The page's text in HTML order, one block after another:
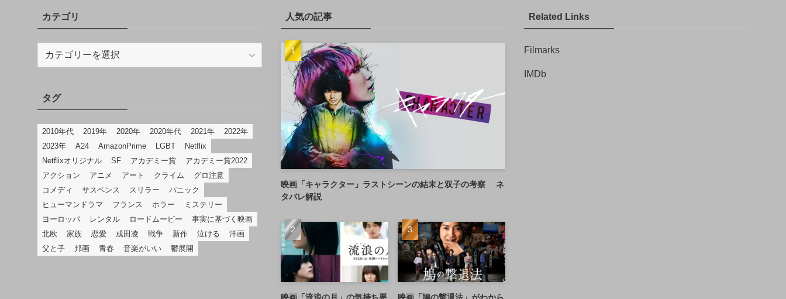
カテゴリ
リタグ
2010年代 2019年 2020年 2020年代 2021年
2022年
2023年
A24 AmazonPrime LGBT
Netflix
Netflixオリジナル
SF アカデミー賞
アカデミー賞2022
アクション
アニメ アート クライム
グロ注意
コメディ
サスペンス スリラー
パニック
ヒューマンドラマ
フランス ホラー
ミステリー
ヨーロッパ
レンタル ロードムービー
事実に基づく映画
北欧
家族 恋愛 成田凌 戦争 新作 泣ける
洋画
父と子
邦画 青春 音楽がいい 鬱展開
人気の記事
映画「キャラクター」ラストシーンの結末と双子の考察 ネ
タバレ解説
Related Links
Filmarks
IMDb